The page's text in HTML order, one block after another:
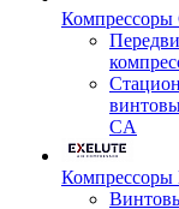
Компрессоры
CA